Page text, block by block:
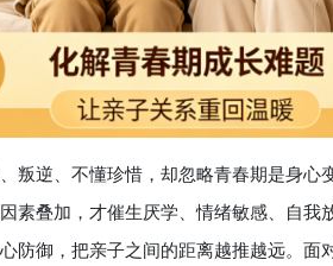
逆、不懂珍惜，却忽略青春期是身心
素叠加，才催生厌学、情绪敏感、自我
防御，把亲子之间的距离越推越远。面